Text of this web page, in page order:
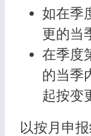
如在季
更的当
在季度
的当季
起按变
以按月申